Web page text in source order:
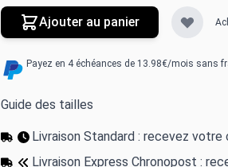
Ajouter au panier
Payez en 4 échéances de 13.98€/mois sans
Guide des tailles
Livraison Standard : recevez
Livraison Express Chronopost :